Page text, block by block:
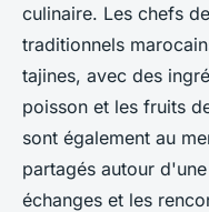
culinaire. Les chefs
traditionnels
tajines, avec des
poisson et les fruits
sont également au
partagés autour
échanges et les